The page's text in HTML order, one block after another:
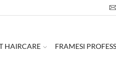
HAIRCARE FRAMESI